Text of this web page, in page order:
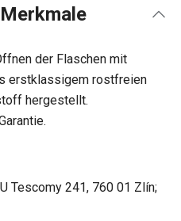
der Flaschen mit
erstklassigem rostfreien
hergestellt.
Tescomy 241, 760 01 Zlín;